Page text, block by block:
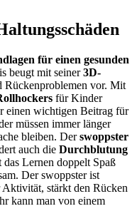
für einen gesunden
beugt mit seiner3D-
Rückenproblemen vor. Mit
für Kinder
einen wichtigen Beitrag für
müssen immer länger
bleiben. Derswoppster
auch die Durchblutung
das Lernen doppelt Spaß
Der swoppster ist
stärkt den Rücken
kann man von einem